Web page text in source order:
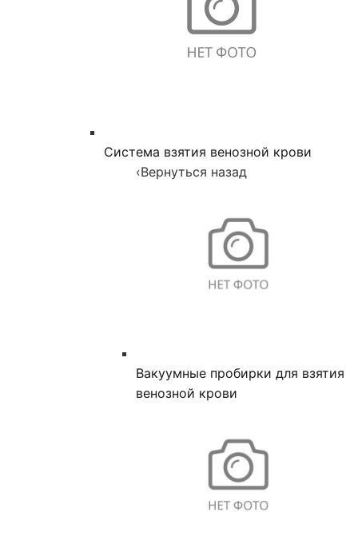
Система взятия венозной крови
‹Вернуться назад
Вакуумные пробирки для взятия
венозной крови